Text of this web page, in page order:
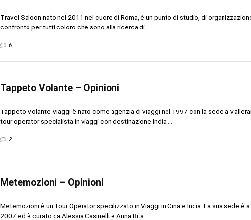
Travel Saloon nato nel 2011 nel cuore di Roma, è un punto di studio, di
confronto per tutti coloro che sono alla ricerca di ...
6
Tappeto Volante – Opinioni
Tappeto Volante Viaggi è nato come agenzia di viaggi nel 1997 con la sede a
tour operator specialista in viaggi con destinazione India ...
2
Metemozioni – Opinioni
Metemozioni è un Tour Operator specilizzato in Viaggi in Cina e India. La sua sede è a
2007 ed è curato da Alessia Casinelli e Anna Rita ...